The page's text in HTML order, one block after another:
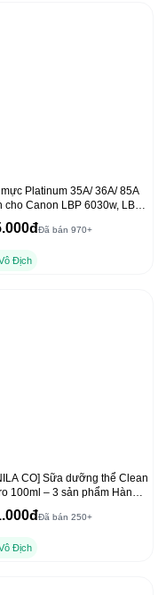
mực Platinum 35A/ 36A/ 85A
cho Canon LBP 6030w, LBP
và HP P1102, 1212NF
Đã bán 970+
Địch
CO] Sữa dưỡng thể Clean
100ml – 3 sản phẩm Hàn
hàng đầu
Đã bán 250+
Địch